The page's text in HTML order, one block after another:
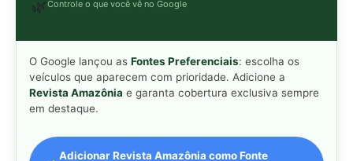
3. Busque Revista Amazôniae marque a caixa — pronto!
MAIS LIDAS DA SEMANA
1